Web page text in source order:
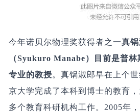
今年诺贝尔物理奖获得者之一真
（Syukuro Manabe）目前是普
专业的教授。真锅淑郎早在上个
京大学完成了本科到博士的教育
多个教育科研机构工作。2005年